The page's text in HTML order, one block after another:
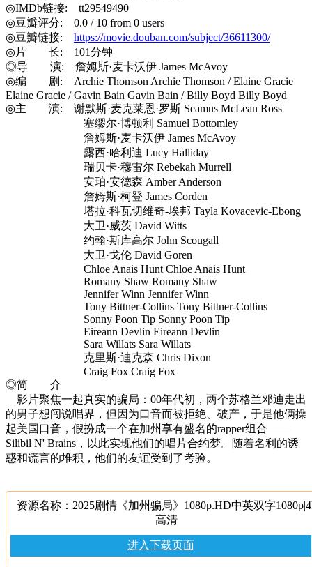
◎IMDb链接: tt29549490
◎豆瓣评分: 0.0 / 10 from 0 users
◎豆瓣链接: https://movie.douban.com/subject/36611300/
◎片 长: 101分钟
◎导 演: 詹姆斯·麦卡沃伊 James McAvoy
◎编 剧: Archie Thomson Archie Thomson / Elaine Gracie
Elaine Gracie / Gavin Bain Gavin Bain / Billy Boyd Billy Boyd
◎主 演: 谢默斯·麦克莱恩·罗斯 Seamus McLean Ross
塞缪尔·博顿利 Samuel Bottomley
詹姆斯·麦卡沃伊 James McAvoy
露西·哈利迪 Lucy Halliday
瑞贝卡·穆雷尔 Rebekah Murrell
安珀·安德森 Amber Anderson
詹姆斯·柯登 James Corden
塔拉·科瓦切维奇-埃邦 Tayla Kovacevic-Ebong
大卫·威茨 David Witts
约翰·斯库高尔 John Scougall
大卫·戈伦 David Goren
Chloe Anais Hunt Chloe Anais Hunt
Romany Shaw Romany Shaw
Jennifer Winn Jennifer Winn
Tony Bittner-Collins Tony Bittner-Collins
Sonny Poon Tip Sonny Poon Tip
Eireann Devlin Eireann Devlin
Sara Willats Sara Willats
克里斯·迪克森 Chris Dixon
Craig Fox Craig Fox
◎简 介
影片聚焦一起真实的骗局：00年代初，两个苏格兰邓迪走出
的男子想闯说唱界，但因为口音而被拒绝、破产，于是他俩操
起美国口音，假扮成一个在加州享有盛名的rapper组合——
Silibil N' Brains，以此实现他们的唱片合约梦。随着名利的诱
惑和谎言的堆积，他们的友谊受到了考验。
资源名称：2025剧情《加州骗局》1080p.HD中英双字
高清
进入下载页面